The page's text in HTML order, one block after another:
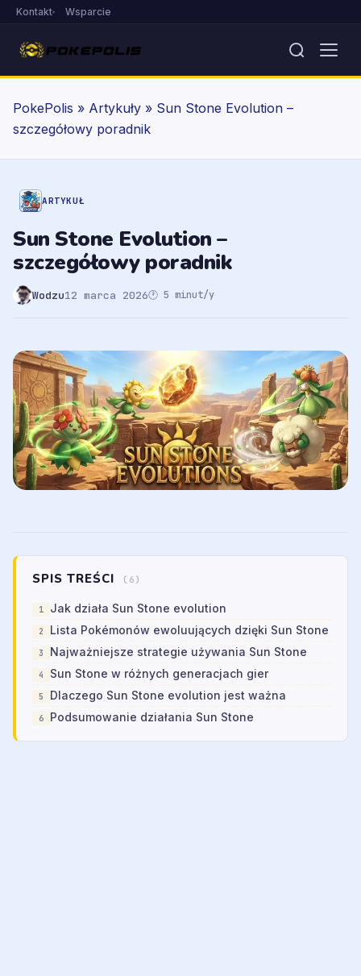
Kontakt Wsparcie
PokePolis » Artykuły » Sun Stone Evolution –
szczegółowy poradnik
ARTYKUŁ
Sun Stone Evolution –
szczegółowy poradnik
Wodzu12 marca 2026🕐 5 minut/y
SPIS TREŚCI (6)
Jak działa Sun Stone evolution
Lista Pokémonów ewoluujących dzięki Sun Stone
Najważniejsze strategie używania Sun Stone
Sun Stone w różnych generacjach gier
Dlaczego Sun Stone evolution jest ważna
Podsumowanie działania Sun Stone